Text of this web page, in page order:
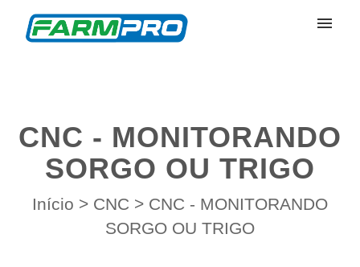
Entrar
CNC - MONITORANDO
SORGO OU TRIGO
Início > CNC > CNC - MONITORANDO
SORGO OU TRIGO